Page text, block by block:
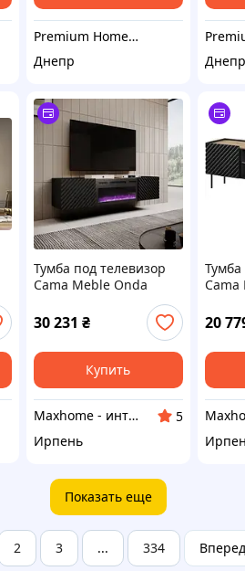
Premium Home Decor
Днепр
Днепр
Тумба под телевизор
Cama Meble Onda
180x40x39 см черная с
электрическим
камином
30 231 ₴
Купить
Maxhome - интернет магазин
5
Ирпень
Cama
20
Показать еще
2 3 ... 334 Вперед